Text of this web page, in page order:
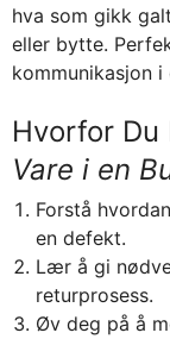
hva som gikk
eller bytte.
kommunikasjon i
Hvorfor
Vare i en
Forstå
en defekt.
Lær å gi
returprosess.
Øv deg på å